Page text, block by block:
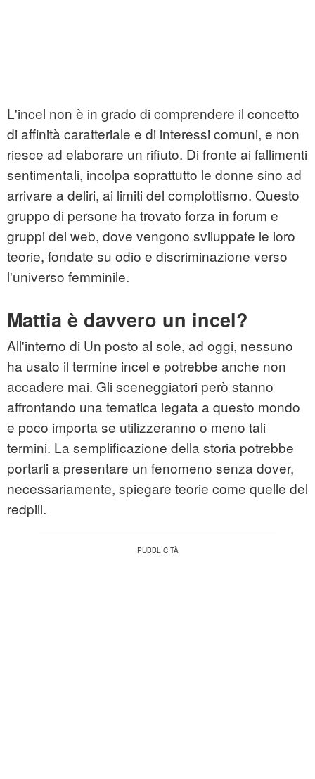
L'incel non è in grado di comprendere il concetto
di affinità caratteriale e di interessi comuni, e non
riesce ad elaborare un rifiuto. Di fronte ai fallimenti
sentimentali, incolpa soprattutto le donne sino ad
arrivare a deliri, ai limiti del complottismo. Questo
gruppo di persone ha trovato forza in forum e
gruppi del web, dove vengono sviluppate le loro
teorie, fondate su odio e discriminazione verso
l'universo femminile.
Mattia è davvero un incel?
All'interno di Un posto al sole, ad oggi, nessuno
ha usato il termine incel e potrebbe anche non
accadere mai. Gli sceneggiatori però stanno
affrontando una tematica legata a questo mondo
e poco importa se utilizzeranno o meno tali
termini. La semplificazione della storia potrebbe
portarli a presentare un fenomeno senza dover,
necessariamente, spiegare teorie come quelle del
redpill.